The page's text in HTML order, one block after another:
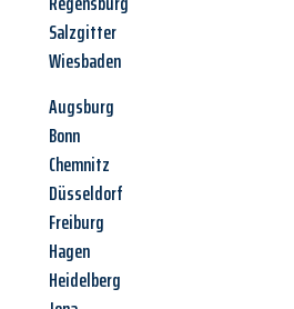
Salzgitter
Wiesbaden
Augsburg
Bonn
Chemnitz
Düsseldorf
Freiburg
Hagen
Heidelberg